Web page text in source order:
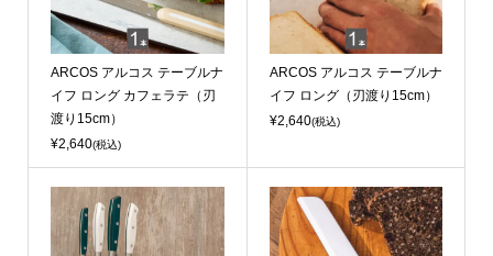
ARCOS アルコス テーブルナ
イフ ロング カフェラテ（刃
渡り15cm）
¥2,640(税込)
ARCOS アルコス テーブルナ
イフ ロング（刃渡り15cm）
¥2,640(税込)